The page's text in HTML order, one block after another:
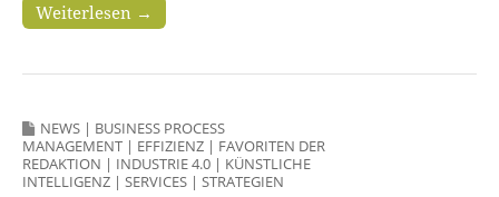
Weiterlesen →
NEWS | BUSINESS PROCESS
MANAGEMENT | EFFIZIENZ | FAVORITEN DER
REDAKTION | INDUSTRIE 4.0 | KÜNSTLICHE
INTELLIGENZ | SERVICES | STRATEGIEN